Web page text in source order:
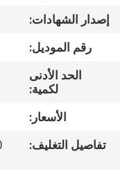
جولة
مراقبة
الجودة
إصدار الشهادات:
رقم الموديل:
الحد الأدنى
لكمية:
الأسعار:
تفاصيل التغليف: